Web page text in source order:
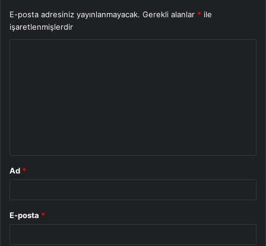
E-posta adresiniz yayınlanmayacak. Gerekli alanlar * ile
işaretlenmişlerdir
Ad *
E-posta *